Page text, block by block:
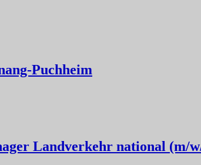
Puchheim
Landverkehr national (m/